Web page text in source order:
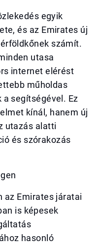
egyik
és az Emirates új
számít.
utasa
internet elérést
műholdas
a segítségével. Ez
kínál, hanem új
utazás alatti
és szórakozás
az Emirates járatai
is képesek
hasonló